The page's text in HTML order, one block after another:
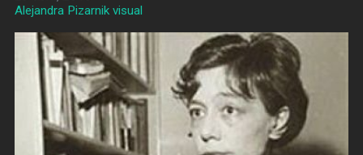
Alejandra Pizarnik visual